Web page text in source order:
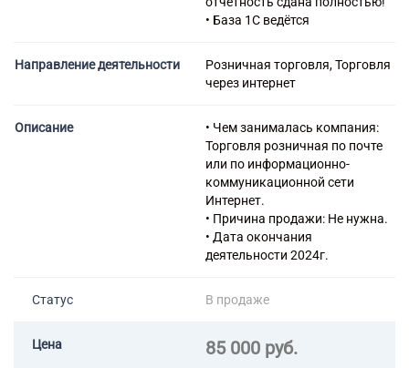
• База 1С ведётся
Направление деятельности
Розничная торговля, Торговля
через интернет
Описание
• Чем занималась компания:
Торговля розничная по почте
или по информационно-
коммуникационной сети
Интернет.
• Причина продажи: Не нужна.
• Дата окончания
деятельности 2024г.
Статус В продаже
Цена 85 000 руб.